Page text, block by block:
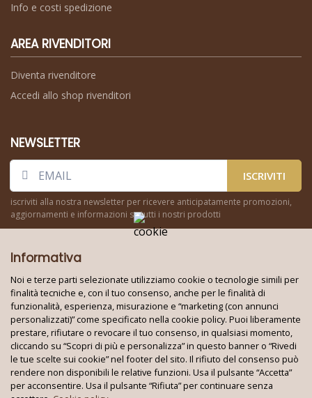
Info e costi spedizione
AREA RIVENDITORI
Diventa rivenditore
Accedi allo shop rivenditori
NEWSLETTER
ISCRIVITI
iscriviti alla nostra newsletter per ricevere anticipatamente promozioni,
aggiornamenti e informazioni su tutti i nostri prodotti
Seguici su:
Techno World Srl Unipersonale © 2026
Partita IVA: 08353010724 - REA: BA 621663
Informativa
Noi e terze parti selezionate utilizziamo cookie o tecnologie simili per
finalità tecniche e, con il tuo consenso, anche per le finalità di
funzionalità, esperienza, misurazione e “marketing (con annunci
personalizzati)” come specificato nella cookie policy. Puoi liberamente
prestare, rifiutare o revocare il tuo consenso, in qualsiasi momento,
cliccando su “Scopri di più e personalizza” in questo banner o “Rivedi
le tue scelte sui cookie” nel footer del sito. Il rifiuto del consenso può
rendere non disponibili le relative funzioni. Usa il pulsante “Accetta”
per acconsentire. Usa il pulsante “Rifiuta” per continuare senza